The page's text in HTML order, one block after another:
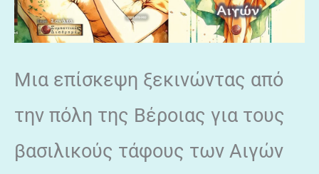
Μια επίσκεψη ξεκινώντας από
την πόλη της Βέροιας για τους
βασιλικούς τάφους των Αιγών